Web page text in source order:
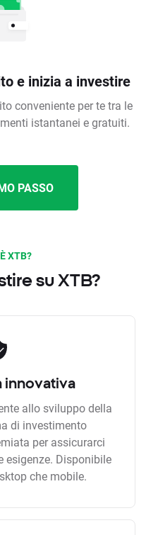
e inizia a investire
conveniente per te tra le
istantanei e gratuiti.
PASSO
XTB?
su XTB?
innovativa
allo sviluppo della
di investimento
per assicurarci
esigenze. Disponibile
che mobile.